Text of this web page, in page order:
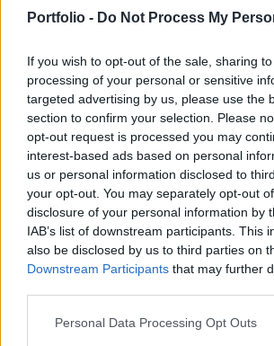
Portfolio - Do Not Process My
If you wish to opt-out of the sale, sharing
processing of your personal or sensitive
targeted advertising by us, please use the
section to confirm your selection. Please
opt-out request is processed you may
interest-based ads based on personal
us or personal information disclosed to
your opt-out. You may separately opt-out
disclosure of your personal information by
IAB’s list of downstream participants. This
also be disclosed by us to third parties on
Downstream Participants that may further
Personal Data Processing Opt Outs
Portfolio
Ázsiában felemás hangulatban telt
reggeli órákban, ezt követően
óvatos emelkedést láthatunk,
iránykereséssel indult a
Fed a várt 25 bázisponttal
a meglepetés viszont abban volt,
50 bázispontos összes vágásra
nyíltpiaci döntéshozók a
jócskán rontott a hangulaton, a